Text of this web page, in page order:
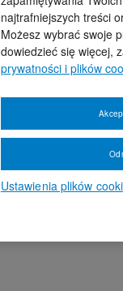
najtrafniejszych treści
Możesz wybrać swoje
dowiedzieć się więcej,
prywatności i plików
Ustawienia plików